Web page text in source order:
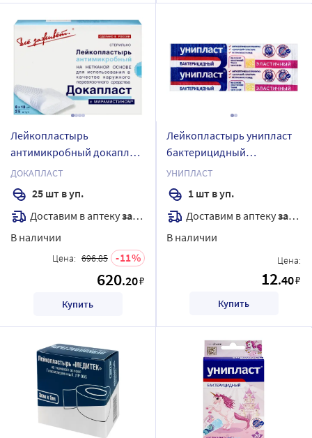
Лейкопластырь
антимикробный докапласт
8х10 см 25 шт./с
мирамистином
ДОКАПЛАСТ
25 шт в уп.
Доставим в аптекузавтра
В наличии
Цена: 696.85 11
620.20₽
Купить
Лейкопластырь унипласт
бактерицидный
эластичный 1,9х7,2 см 1 шт.
УНИПЛАСТ
1 шт в уп.
Доставим в аптекузавтра
В наличии
Цена:
12.40₽
Купить